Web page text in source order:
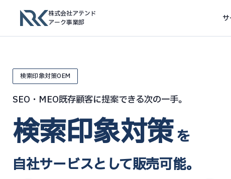
株式会社アテンド
アーク事業部
検索印象対策OEM
SEO・MEO既存顧客に提案できる次の一手。
検索印象対策を
自社サービスとして販売可能。